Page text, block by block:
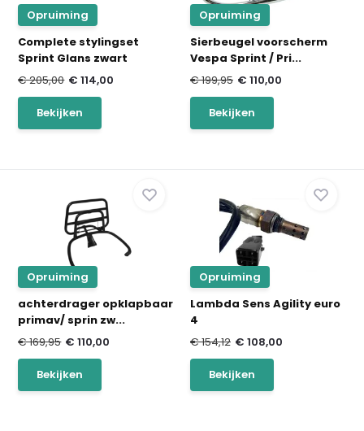
Opruiming
Complete stylingset
Sprint Glans zwart
€ 205,00 € 114,00
Bekijken
Opruiming
Sierbeugel voorscherm
Vespa Sprint / Pri...
€ 199,95 € 110,00
Bekijken
Opruiming
achterdrager opklapbaar
primav/ sprin zw...
€ 169,95 € 110,00
Bekijken
Opruiming
Lambda Sens Agility euro
4
€ 154,12 € 108,00
Bekijken